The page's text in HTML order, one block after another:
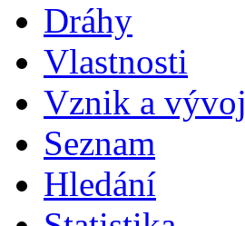
Dráhy
Vlastnosti
Vznik a vývoj
Seznam
Hledání